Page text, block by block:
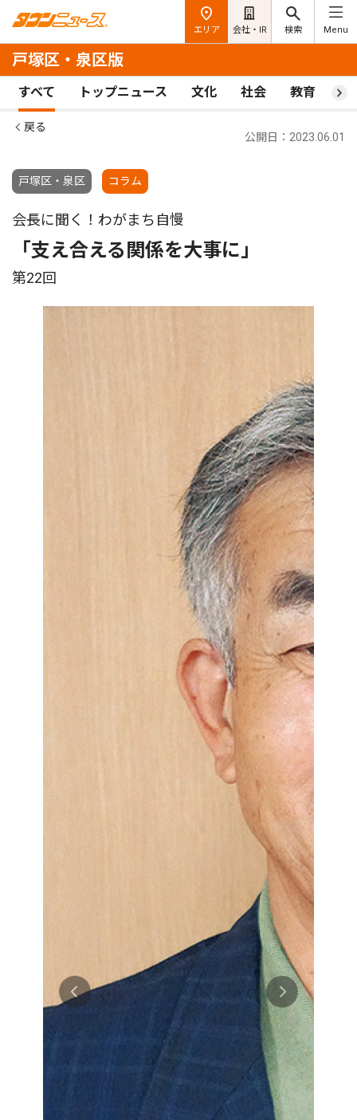
エリア 会社・IR 検索 Menu
戸塚区・泉区版
すべて トップニュース 文化 社会 教育 ス
戻る
戸塚区・泉区 コラム
公開日：2023.06.01
会長に聞く！わがまち自慢
「支え合える関係を大事に」
第22回